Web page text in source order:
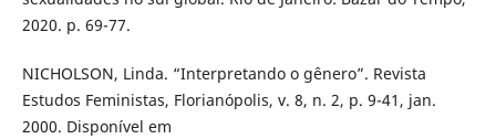
2020. p. 69-77.
NICHOLSON, Linda. “Interpretando o gênero”. Revista
Estudos Feministas, Florianópolis, v. 8, n. 2, p. 9-41, jan.
2000. Disponível em